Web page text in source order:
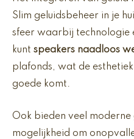
Slim geluidsbeheer in je
sfeer waarbij technologie
kunt speakers naadloos
plafonds, wat de
goede komt.
Ook bieden veel moderne
mogelijkheid om